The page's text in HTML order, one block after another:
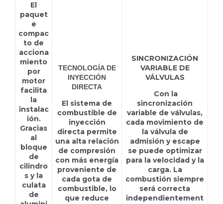
El
paquet
e
compac
to de
acciona
miento
por
motor
facilita
la
instalac
ión.
Gracias
al
bloque
de
cilindro
s y la
culata
de
TECNOLOGÍA DE
INYECCIÓN
DIRECTA
El sistema de
combustible de
inyección
directa permite
una alta relación
de compresión
con más energía
proveniente de
cada gota de
combustible, lo
que reduce
SINCRONIZACIÓN
VARIABLE DE
VÁLVULAS
Con la
sincronización
variable de válvulas,
cada movimiento de
la válvula de
admisión y escape
se puede optimizar
para la velocidad y la
carga. La
combustión siempre
será correcta
independientement